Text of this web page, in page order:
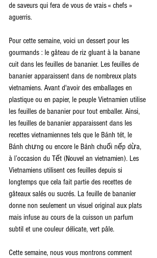
de saveurs qui fera de vous de vrais « chefs »
aguerris.
Pour cette semaine, voici un dessert pour les
gourmands : le gâteau de riz gluant à la banane
cuit dans les feuilles de bananier. Les feuilles de
bananier apparaissent dans de nombreux plats
vietnamiens. Avant d'avoir des emballages en
plastique ou en papier, le peuple Vietnamien utilise
les feuilles de bananier pour tout emballer. Ainsi,
les feuilles de bananier apparaissent dans les
recettes vietnamiennes tels que le Bánh tét, le
Bánh chưng ou encore le Bánh chuối nếp dừa,
à l’occasion du Tết (Nouvel an vietnamien). Les
Vietnamiens utilisent ces feuilles depuis si
longtemps que cela fait partie des recettes de
gâteaux salés ou sucrés. La feuille de bananier
donne non seulement un visuel original aux plats
mais infuse au cours de la cuisson un parfum
subtil et une couleur délicate, vert pâle.
Cette semaine, nous vous montrons comment